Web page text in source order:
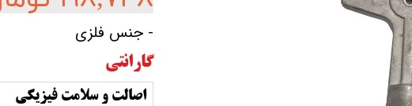
- جنس فلزی
گارانتی
اصالت و سلامت فیزیکی